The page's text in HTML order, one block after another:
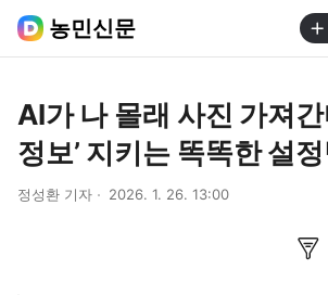
농민신문
AI가 나 몰래 사진 가져
정보’ 지키는 똑똑한 설
정성환 기자 2026. 1. 26. 13:00